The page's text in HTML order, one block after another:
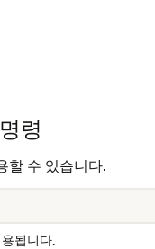
령
할 수 있습니다.
됩니다.